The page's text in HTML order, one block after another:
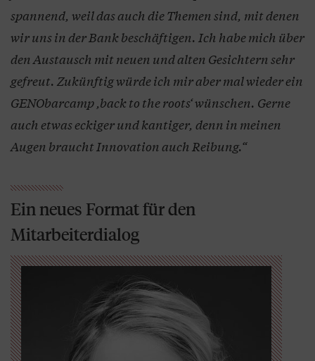
spannend, weil das auch die Themen sind, mit denen
wir uns in der Bank beschäftigen. Ich habe mich über
den Austausch mit neuen und alten Gesichtern sehr
gefreut. Zukünftig würde ich mir aber mal wieder ein
GENObarcamp ,back to the roots‘ wünschen. Gerne
auch etwas eckiger und kantiger, denn in meinen
Augen braucht Innovation auch Reibung.“
Ein neues Format für den
Mitarbeiterdialog